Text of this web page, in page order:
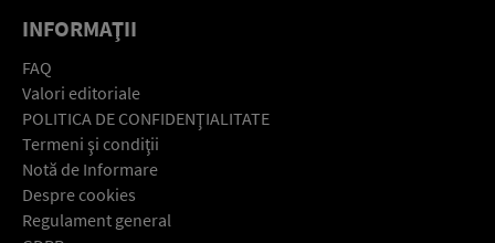
INFORMAŢII
FAQ
Valori editoriale
POLITICA DE CONFIDENŢIALITATE
Termeni şi condiţii
Notă de Informare
Despre cookies
Regulament general